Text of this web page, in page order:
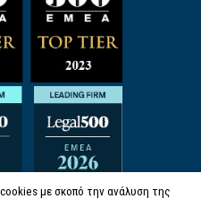
με σκοπό την ανάλυση της